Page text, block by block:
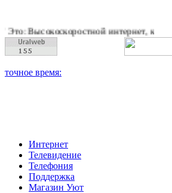
интернет, качественное
Интернет
Телевидение
Телефония
Поддержка
Магазин Уют